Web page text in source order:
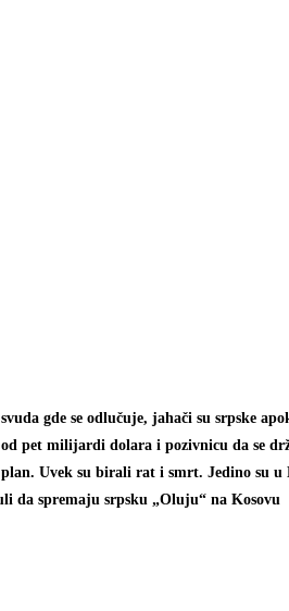
gde se odlučuje, jahači su srpske
pet milijardi dolara i pozivnicu da se
Uvek su birali rat i smrt. Jedino su u
da spremaju srpsku „Oluju“ na Kosovu